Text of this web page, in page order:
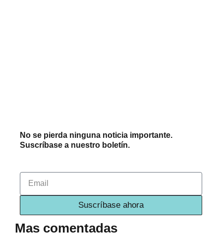
No se pierda ninguna noticia importante.
Suscríbase a nuestro boletín.
Suscríbase ahora
Mas comentadas